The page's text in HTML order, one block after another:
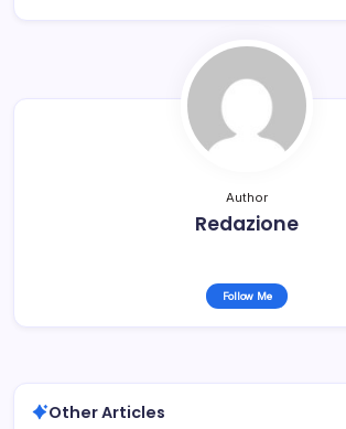
Author
Redazione
Follow Me
Other Articles